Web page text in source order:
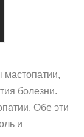
мастопатии,
болезни.
Обе эти
и